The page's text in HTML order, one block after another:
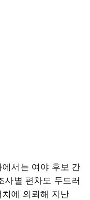
서는 여야 후보 간
사별 편차도 두드러
에 의뢰해 지난